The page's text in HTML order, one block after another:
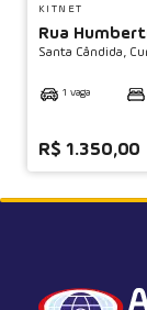
KITNET
Rua
Santa Cândida,
1 vaga
R$ 1.350,00